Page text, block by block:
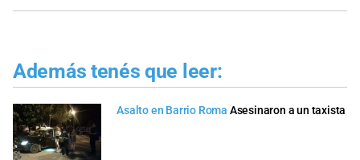
Además tenés que leer:
Asalto en Barrio Roma Asesinaron a un taxista